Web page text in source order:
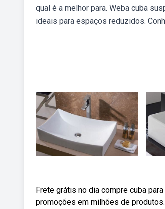
qual é a melhor para. Weba cuba
ideais para espaços reduzidos.
Frete grátis no dia compre cuba
promoções em milhões de